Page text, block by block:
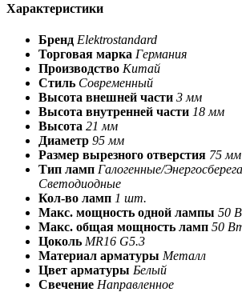
Характеристики
Бренд Elektrostandard
Торговая марка Германия
Производство Китай
Стиль Современный
Высота внешней части 3 мм
Высота внутренней части 18 мм
Высота 21 мм
Диаметр 95 мм
Размер вырезного отверстия 75 мм
Тип ламп Галогенные/
Светодиодные
Кол-во ламп 1 шт.
Макс. мощность одной лампы 50
Макс. общая мощность ламп 50
Цоколь MR16 G5.3
Материал арматуры Металл
Цвет арматуры Белый
Свечение Направленное